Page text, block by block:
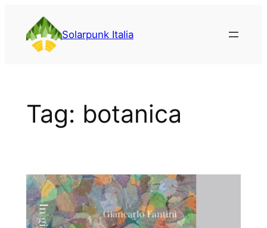
contenuto
Solarpunk Italia
Tag: botanica